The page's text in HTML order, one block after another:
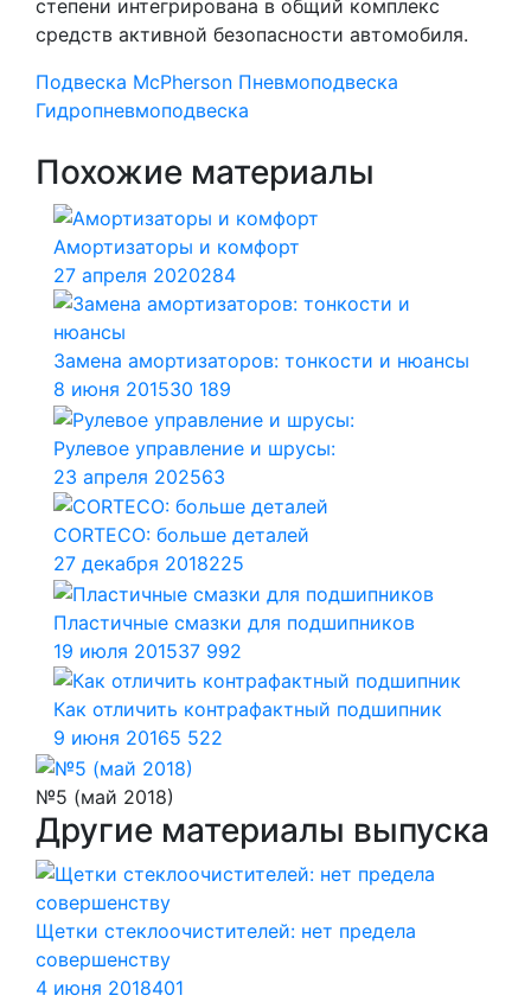
степени интегрирована в общий комплекс
средств активной безопасности автомобиля.
Подвеска McPherson Пневмоподвеска
Гидропневмоподвеска
Похожие материалы
Амортизаторы и комфорт
27 апреля 2020284
Замена амортизаторов: тонкости и нюансы
8 июня 201530 189
Рулевое управление и шрусы:
23 апреля 202563
CORTECO: больше деталей
27 декабря 2018225
Пластичные смазки для подшипников
19 июля 201537 992
Как отличить контрафактный подшипник
9 июня 20165 522
№5 (май 2018)
Другие материалы выпуска
Щетки стеклоочистителей: нет предела
совершенству
4 июня 2018401